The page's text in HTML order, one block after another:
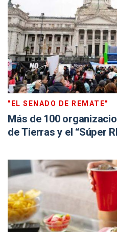
"EL SENADO DE REMATE"
Más de 100
de Tierras y el “Súper